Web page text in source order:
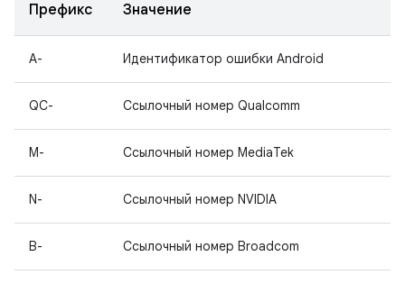
Префикс Значение
A- Идентификатор ошибки Android
QC- Ссылочный номер Qualcomm
M- Ссылочный номер MediaTek
N- Ссылочный номер NVIDIA
B- Ссылочный номер Broadcom